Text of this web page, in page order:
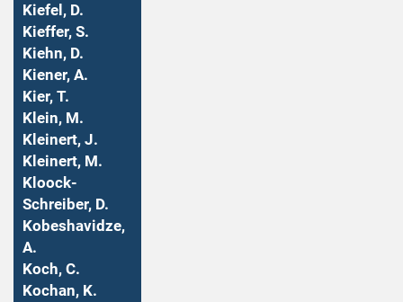
Kiefel, D.
Kieffer, S.
Kiehn, D.
Kiener, A.
Kier, T.
Klein, M.
Kleinert, J.
Kleinert, M.
Kloock-
Schreiber, D.
Kobeshavidze,
A.
Koch, C.
Kochan, K.